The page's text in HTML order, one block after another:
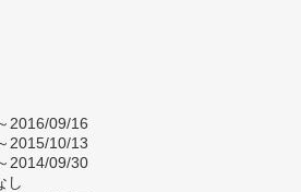
2016/09/16
2015/10/13
2014/09/30
し